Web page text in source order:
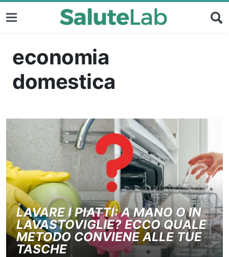
economia
domestica
LAVARE I PIATTI: A MANO O IN
LAVASTOVIGLIE? ECCO QUALE
METODO CONVIENE ALLE TUE
TASCHE